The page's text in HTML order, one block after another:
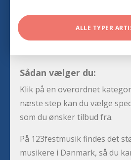
ALLE TYPER
Sådan vælger du:
Klik på en overordnet
næste step kan du vælge
som du ønsker tilbud fra.
På 123festmusik findes det
musikere i Danmark, så du